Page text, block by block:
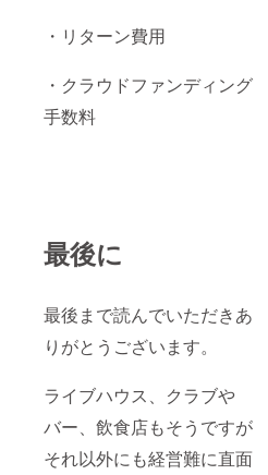
・リターン費用
・クラウドファンディング
手数料
最後に
最後まで読んでいただきあ
りがとうございます。
ライブハウス、クラブや
バー、飲食店もそうですが
それ以外にも経営難に直面